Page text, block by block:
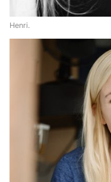
Henri.